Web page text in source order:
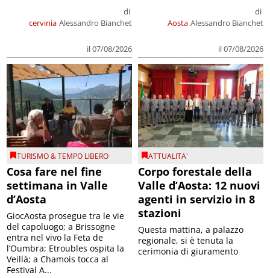
cervinia
di
Alessandro Bianchet
il 07/08/2026
Aosta
di
Alessandro Bianchet
il 07/08/2026
TURISMO & TEMPO LIBERO
Cosa fare nel fine
settimana in Valle
d’Aosta
GiocAosta prosegue tra le vie
del capoluogo; a Brissogne
entra nel vivo la Feta de
l’Oumbra; Etroubles ospita la
Veillà; a Chamois tocca al
Festival A...
ATTUALITA'
Corpo forestale della
Valle d’Aosta: 12 nuovi
agenti in servizio in 8
stazioni
Questa mattina, a palazzo
regionale, si è tenuta la
cerimonia di giuramento